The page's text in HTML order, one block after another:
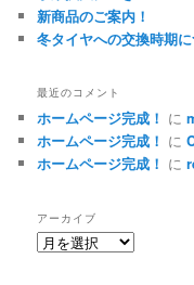
新商品のご案内！
冬タイヤへの交換時期
最近のコメント
ホームページ完成！ に
ホームページ完成！ に
ホームページ完成！ に
アーカイブ
ア